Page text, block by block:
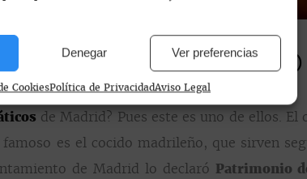
Denegar Ver preferencias
CookiesPolítica de PrivacidadAviso Legal
de Madrid? Pues este es uno de ellos. El
es el cocido madrileño, que sirven
de Madrid lo declaró Patrimonio